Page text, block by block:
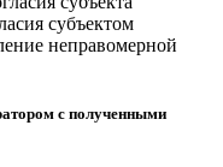
субъектом
неправомерной
с полученными